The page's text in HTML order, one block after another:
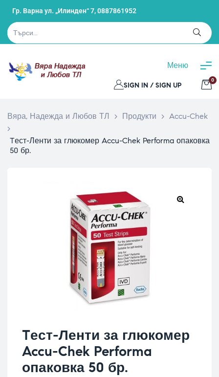
Гр. Варна ул. „Илинден“ 7,0887861952
Меню
SIGN IN / SIGN UP
0
Вяра, Надежда и Любов ТЛ > Продукти > Accu-Chek
>
Tест-Ленти за глюкомер Accu-Chek Performa опаковка
50 бр.
Tест-Ленти за глюкомер
Accu-Chek Performa
опаковка 50 бр.